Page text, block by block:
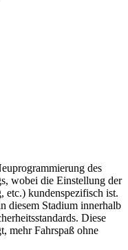
des
wobei die Einstellung der
etc.) kundenspezifisch ist.
diesem Stadium innerhalb
Diese
mehr Fahrspaß ohne